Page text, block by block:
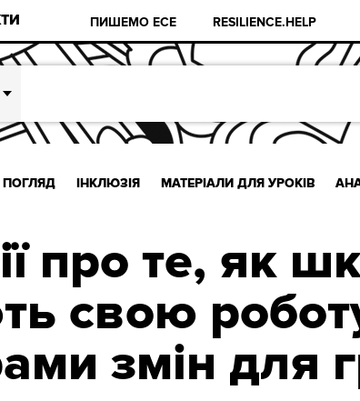
ПИШЕМО ЕСЕ RESILIENCE.HELP
ПОГЛЯД ІНКЛЮЗІЯ МАТЕРІАЛИ ДЛЯ УРОКІВ
про те, як
свою
змін для